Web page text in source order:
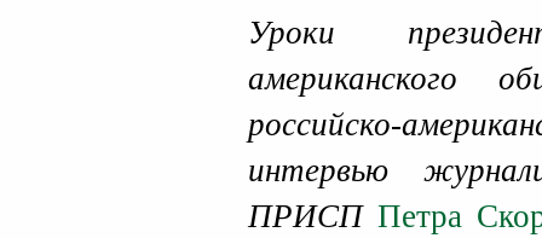
Уроки
американского
российско-
интервью
ПРИСП Петра